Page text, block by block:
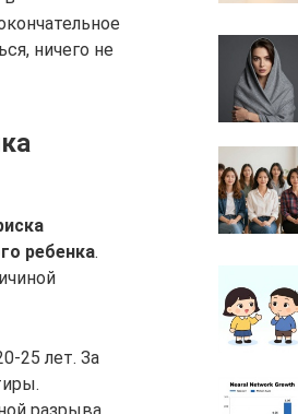
ничего не
ребенка.
25 лет. За